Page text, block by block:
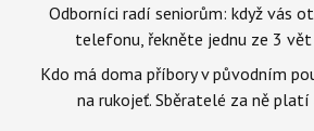
Odborníci radí seniorům: když vás
telefonu, řekněte jednu ze 3
Kdo má doma příbory v původním
na rukojeť. Sběratelé za ně